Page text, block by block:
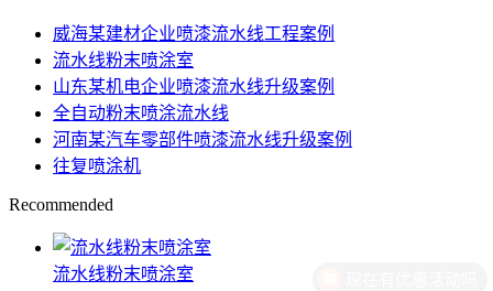
威海某建材企业喷漆流水线工程案例
流水线粉末喷涂室
山东某机电企业喷漆流水线升级案例
全自动粉末喷涂流水线
河南某汽车零部件喷漆流水线升级案例
往复喷涂机
Recommended
流水线粉末喷涂室